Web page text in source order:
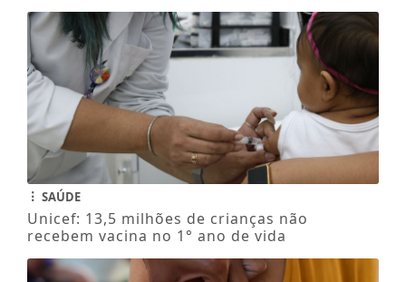
SAÚDE
Unicef: 13,5 milhões de crianças não
recebem vacina no 1° ano de vida